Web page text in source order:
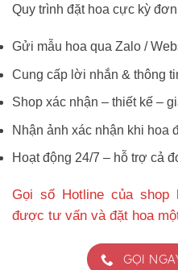
Quy trình đặt hoa cực kỳ
Gửi mẫu hoa qua Zalo /
Cung cấp lời nhắn & thông
Shop xác nhận – thiết kế –
Nhận ảnh xác nhận khi hoa
Hoạt động 24/7 – hỗ trợ cả
Gọi số Hotline của shop
được tư vấn và đặt hoa
GỌI